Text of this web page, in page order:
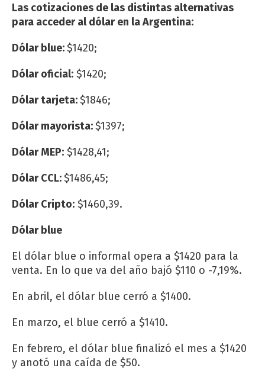
Las cotizaciones de las distintas alternativas
para acceder al dólar en la Argentina:
Dólar blue:$1420;
Dólar oficial: $1420;
Dólar tarjeta:$1846;
Dólar mayorista:$1397;
Dólar MEP: $1428,41;
Dólar CCL:$1486,45;
Dólar Cripto: $1460,39.
Dólar blue
El dólar blue o informal opera a $1420 para la
venta. En lo que va del año bajó $110 o -7,19%.
En abril, el dólar blue cerró a $1400.
En marzo, el blue cerró a $1410.
En febrero, el dólar blue finalizó el mes a $1420
y anotó una caída de $50.